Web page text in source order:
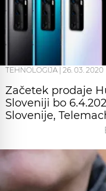
TEHNOLOGIJA 26. 03. 2020
Začetek prodaje
Sloveniji bo
Slovenije,